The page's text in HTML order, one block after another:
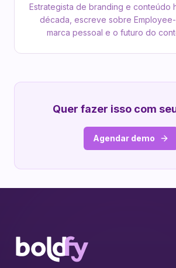
Estrategista de branding e conteúdo
década, escreve sobre Employee-
marca pessoal e o futuro do
Quer fazer isso com
Agendar demo